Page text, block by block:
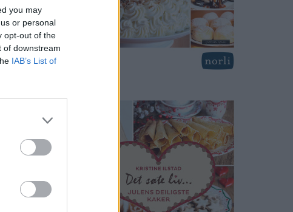
you may
or personal
opt-out of the
of downstream
IAB’s List of